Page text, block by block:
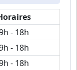
- 18h
- 18h
- 18h